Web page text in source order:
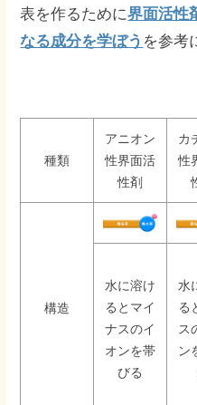
表を作るために界面活性
なる成分を学ぼう を参考
種類
アニオン
性界面活
性剤
カ
性
構造
水に溶け
るとマイ
ナスのイ
オンを帯
びる
水
る
ス
ン